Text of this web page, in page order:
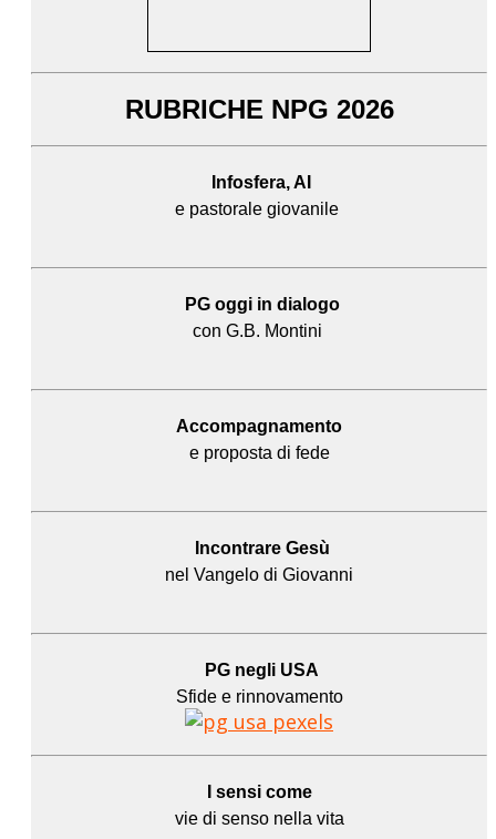
RUBRICHE NPG 2026
Infosfera, AI
e pastorale giovanile
PG oggi in dialogo
con G.B. Montini
Accompagnamento
e proposta di fede
Incontrare Gesù
nel Vangelo di Giovanni
PG negli USA
Sfide e rinnovamento
I sensi come
vie di senso nella vita